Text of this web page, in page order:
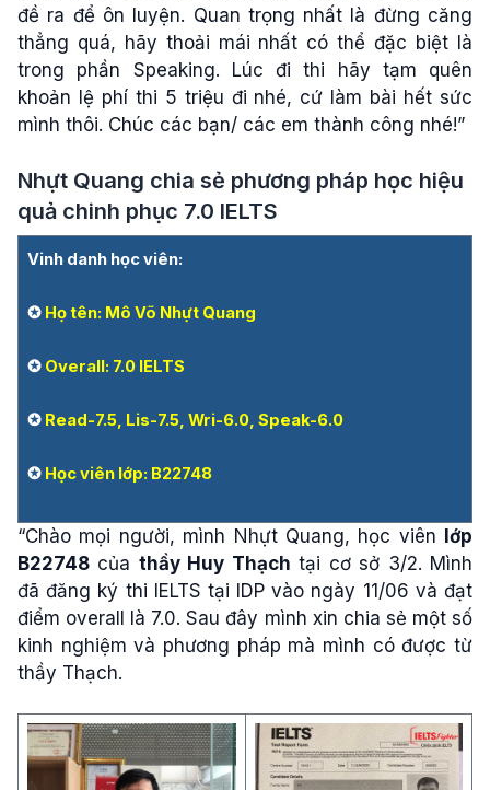
đề ra để ôn luyện. Quan trọng nhất là đừng căng
thẳng quá, hãy thoải mái nhất có thể đặc biệt là
trong phần Speaking. Lúc đi thi hãy tạm quên
khoản lệ phí thi 5 triệu đi nhé, cứ làm bài hết sức
mình thôi. Chúc các bạn/ các em thành công nhé!”
Nhựt Quang chia sẻ phương pháp học hiệu
quả chinh phục 7.0 IELTS
Vinh danh học viên:
✪ Họ tên: Mô Võ Nhựt Quang
✪ Overall: 7.0 IELTS
✪ Read-7.5, Lis-7.5, Wri-6.0, Speak-6.0
✪ Học viên lớp: B22748
“Chào mọi người, mình Nhựt Quang, học viên lớp
B22748 của thầy Huy Thạch tại cơ sở 3/2. Mình
đã đăng ký thi IELTS tại IDP vào ngày 11/06 và đạt
điểm overall là 7.0. Sau đây mình xin chia sẻ một số
kinh nghiệm và phương pháp mà mình có được từ
thầy Thạch.